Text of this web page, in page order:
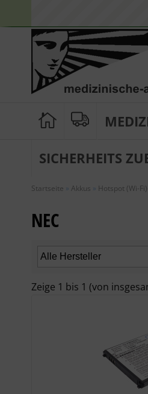
SICHERHEITS
Startseite » Akkus » Hotspot (Wi-
NEC
Zeige 1 bis 1 (von